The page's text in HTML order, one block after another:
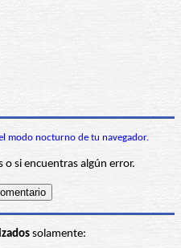
modo nocturno de tu navegador.
o si encuentras algún error.
solamente: